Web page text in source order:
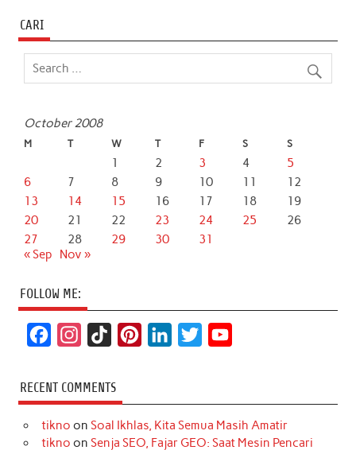
CARI
October 2008
M T W T F S S
1 2 3 4
5
6
7 8 9 10 11
12
13
14 15 16 17 18
19
20
21 22 23 24 25
26
27
28 29 30
31
« Sep
Nov »
FOLLOW ME:
c
e
b
s
t
a
k
T
o
t
e
k
e
t
t
T
u
RECENT COMMENTS
tikno on Soal Ikhlas, Kita Semua Masih Amatir
tikno on Senja SEO, Fajar GEO: Saat Mesin Pencari